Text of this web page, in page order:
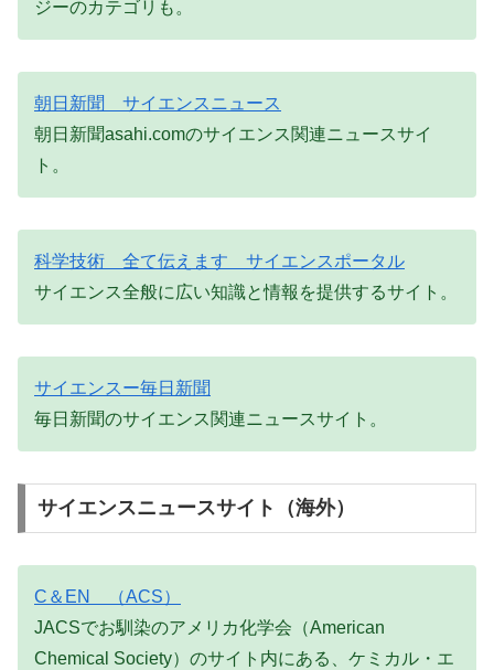
ジーのカテゴリも。
朝日新聞 サイエンスニュース
朝日新聞asahi.comのサイエンス関連ニュースサイ
ト。
科学技術 全て伝えます サイエンスポータル
サイエンス全般に広い知識と情報を提供するサイト。
サイエンスー毎日新聞
毎日新聞のサイエンス関連ニュースサイト。
サイエンスニュースサイト（海外）
C＆EN （ACS）
JACSでお馴染のアメリカ化学会（American
Chemical Society）のサイト内にある、ケミカル・エ